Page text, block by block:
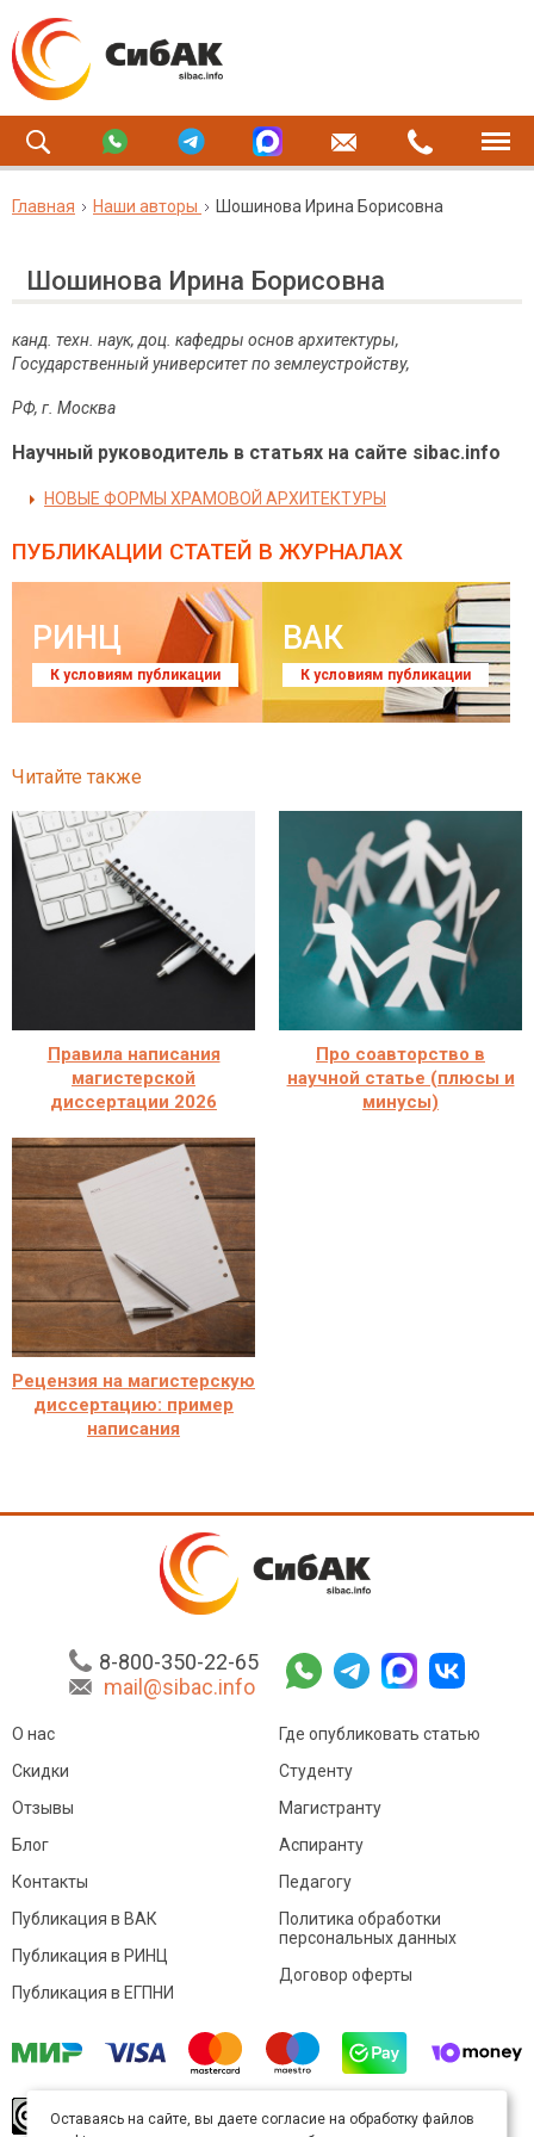
Главная Наши авторы Шошинова Ирина Борисовна
Шошинова Ирина Борисовна
канд. техн. наук, доц. кафедры основ архитектуры,
Государственный университет по землеустройству,
РФ, г. Москва
Научный руководитель в статьях на сайте sibac.info
НОВЫЕ ФОРМЫ ХРАМОВОЙ АРХИТЕКТУРЫ
ПУБЛИКАЦИИ СТАТЕЙ В ЖУРНАЛАХ
РИНЦ
К условиям публикации
ВАК
К условиям публикации
Читайте также
Правила написания
магистерской
диссертации 2026
Про соавторство в
научной статье (плюсы и
минусы)
Рецензия на магистерскую
диссертацию: пример
написания
8-800-350-22-65
mail@sibac.info
О нас
Скидки
Отзывы
Блог
Контакты
Где опубликовать статью
Студенту
Магистранту
Аспиранту
Педагогу
Публикация в ВАК
Публикация в РИНЦ
Публикация в ЕГПНИ
Политика обработки
персональных данных
Договор оферты
произведение доступно полицензии Creative
Оставаясь на сайте, вы даете согласие на обработку файлов